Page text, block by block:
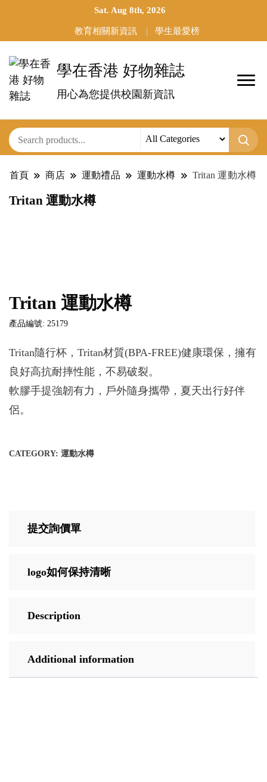
Sat. Aug 8th, 2026
教育相關新資訊 學生最愛榜
學在香港 好物雜誌
用心為您提供校園新資訊
首頁 商店 運動禮品 運動水樽 Tritan 運動水樽
Tritan 運動水樽
Tritan 運動水樽
產品編號: 25179
Tritan隨行杯，Tritan材質(BPA-FREE)健康環保，擁有
良好高抗耐摔性能，不易破裂。
軟膠手提強韌有力，戶外隨身攜帶，夏天出行好伴
侶。
CATEGORY: 運動水樽
提交詢價單
logo如何保持清晰
Description
Additional information